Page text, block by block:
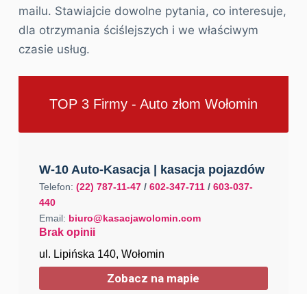
mailu. Stawiajcie dowolne pytania, co interesuje,
dla otrzymania ściślejszych i we właściwym
czasie usług.
TOP 3 Firmy - Auto złom Wołomin
W-10 Auto-Kasacja | kasacja pojazdów
Telefon: (22) 787-11-47/ 602-347-711/ 603-037-
440
Email: biuro@kasacjawolomin.com
Brak opinii
ul. Lipińska 140, Wołomin
Zobacz na mapie